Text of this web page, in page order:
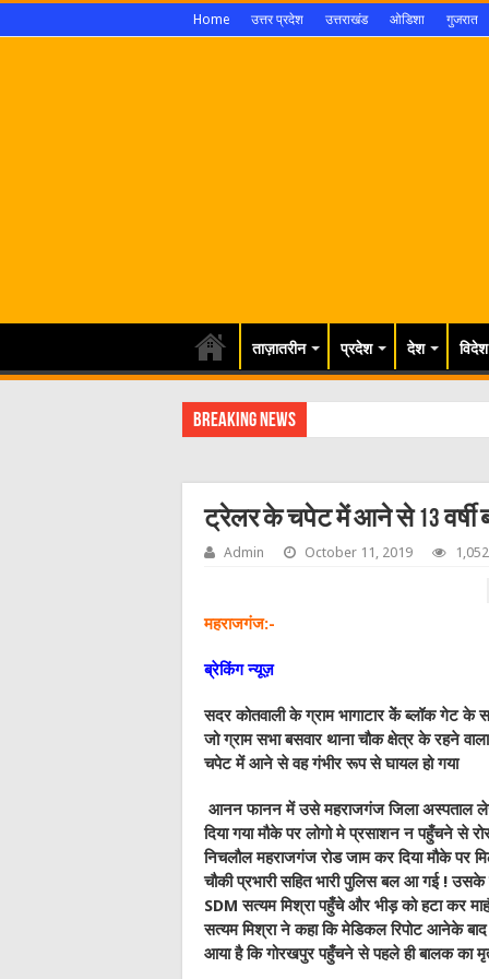
Home उत्तर प्रदेश उत्तराखंड ओडिशा गुजरात
ताज़ातरीन प्रदेश देश विदेश
Breaking News
ट्रेलर के चपेट में आने से 13 वर्षी
Admin October 11, 2019
महराजगंज:-
ब्रेकिंग न्यूज़
सदर कोतवाली के ग्राम भागाटार केें ब्लॉक गेट के
जो ग्राम सभा बसवार थाना चौक क्षेत्र के रहने
चपेट में आने से वह गंभीर रूप से घायल हो गया
आनन फानन में उसे महराजगंज जिला अस्पताल
दिया गया मौके पर लोगो मे प्रसाशन न पहुँचने से
निचलौल महराजगंज रोड जाम कर दिया मौके पर
चौकी प्रभारी सहित भारी पुलिस बल आ गई ! उसके
SDM सत्यम मिश्रा पहुँचे और भीड़ को हटा कर
सत्यम मिश्रा ने कहा कि मेडिकल रिपोट आनेके
आया है कि गोरखपुर पहुँचने से पहले ही बालक का